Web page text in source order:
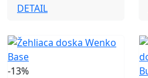
DETAIL
-13%